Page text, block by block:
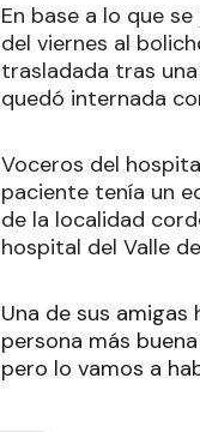
En base a lo que
del viernes al
trasladada tras
quedó internada
Voceros del
paciente tenía un
de la localidad
hospital del Valle
Una de sus amigas
persona más
pero lo vamos a